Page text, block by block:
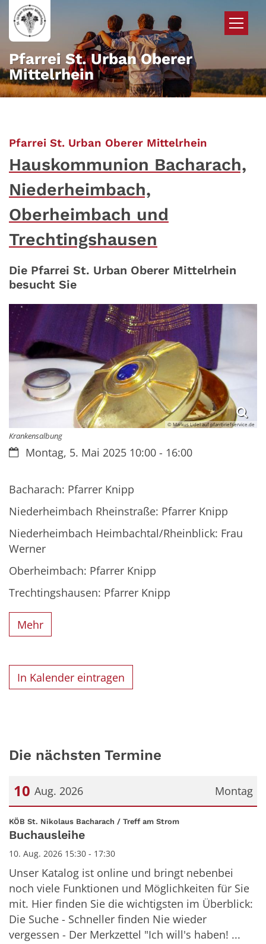
Zum Inhalt springen
Pfarrei St. Urban Oberer
Mittelrhein
Pfarrei St. Urban Oberer Mittelrhein
Hauskommunion Bacharach,
Niederheimbach,
Oberheimbach und
Trechtingshausen
Die Pfarrei St. Urban Oberer Mittelrhein
besucht Sie
© Markus Lidel auf pfarrbriefservice.de
Krankensalbung
Datum:Montag, 5. Mai 2025 10:00 - 16:00
Bacharach: Pfarrer Knipp
Niederheimbach Rheinstraße: Pfarrer Knipp
Niederheimbach Heimbachtal/Rheinblick: Frau
Werner
Oberheimbach: Pfarrer Knipp
Trechtingshausen: Pfarrer Knipp
Mehr
In Kalender eintragen
Die nächsten Termine
Montag
10 Aug. 2026
Datum: 10. August 2026
KÖB St. Nikolaus Bacharach / Treff am Strom:
Buchausleihe
10. Aug. 2026 15:30 - 17:30
Unser Katalog ist online und bringt nebenbei
noch viele Funktionen und Möglichkeiten für Sie
mit. Hier finden Sie die wichtigsten im Überblick:
Die Suche - Schneller finden Nie wieder
vergessen - Der Merkzettel "Ich will's haben! ...